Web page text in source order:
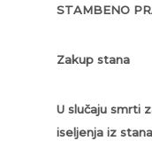
STAMBENO
Zakup stana
U slučaju smrti
iseljenja iz